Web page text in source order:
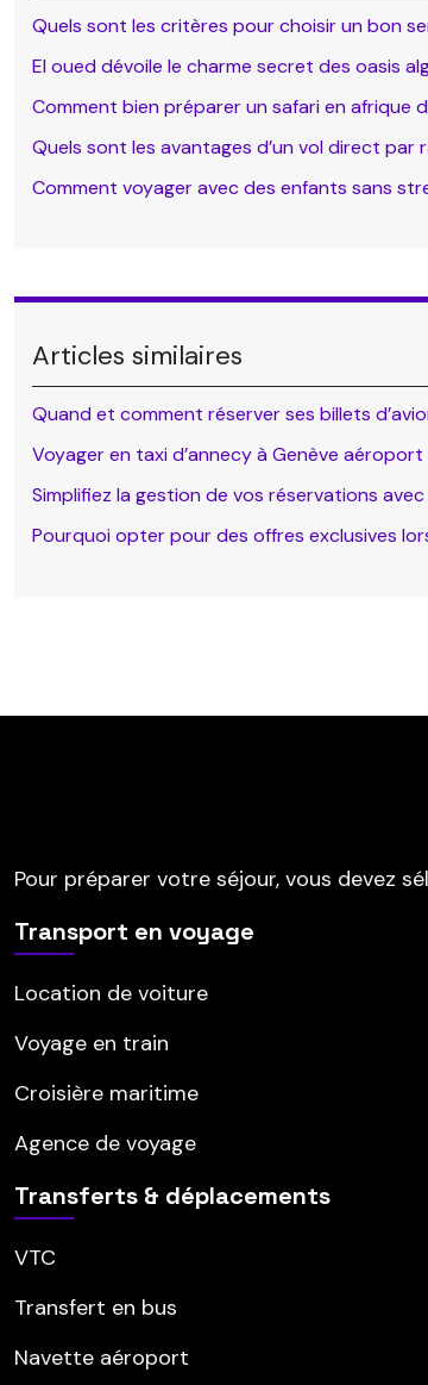
Quels sont les critères pour choisir un bon
El oued dévoile le charme secret des oasis
Comment bien préparer un safari en afrique
Quels sont les avantages d’un vol direct par
Comment voyager avec des enfants sans
Articles similaires
Quand et comment réserver ses billets
Voyager en taxi d’annecy à Genève
Simplifiez la gestion de vos réservations
Pourquoi opter pour des offres exclusives
Pour préparer votre séjour, vous devez
Transport en voyage
Location de voiture
Voyage en train
Croisière maritime
Agence de voyage
Transferts & déplacements
VTC
Transfert en bus
Navette aéroport